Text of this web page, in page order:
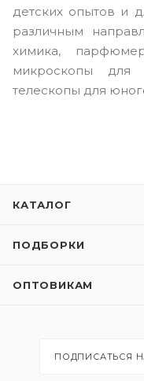
детских опытов и
различным
химика,
микроскопы для
телескопы для
КАТАЛОГ
ПОДБОРКИ
ОПТОВИКАМ
ПОДПИСАТЬСЯ